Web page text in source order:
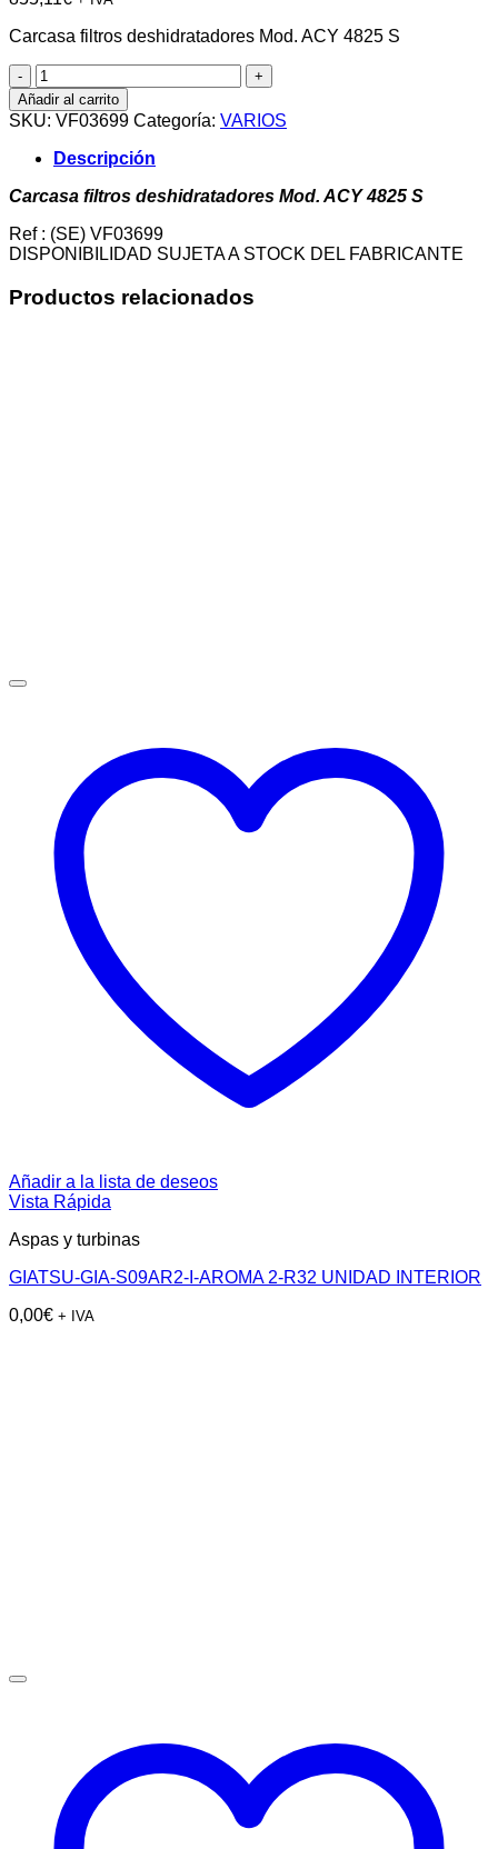
Carcasa filtros deshidratadores Mod. ACY 4825 S
Carcasa
filtros
deshidratadores
Mod.
ACY
4825
S
Añadir al carrito
SKU: VF03699 Categoría: VARIOS
Descripción
Carcasa filtros deshidratadores Mod. ACY 4825 S
Ref : (SE) VF03699
DISPONIBILIDAD SUJETA A STOCK DEL FABRICANTE
Productos relacionados
Añadir a la lista de deseos
Vista Rápida
Aspas y turbinas
GIATSU-GIA-S09AR2-I-AROMA 2-R32 UNIDAD INTERIOR
0,00€ + IVA